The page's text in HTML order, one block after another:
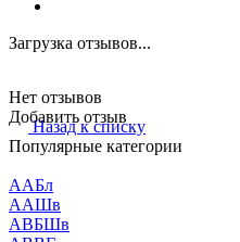
Загрузка отзывов...
Нет отзывов
Добавить отзыв
Назад к списку
Популярные категории
ААБл
ААШв
АВБШв